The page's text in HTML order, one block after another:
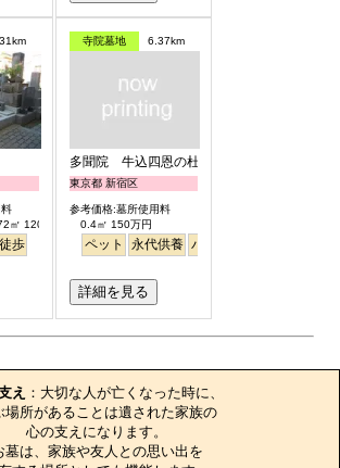
㎡ 120万円
歩
寺院墓地 6.37km
多聞院 牛込四恩の杜
東京都 新宿区
参考価格:墓所使用料
0.4㎡ 150万円
ペット 永代供養 バリアフリー
詳細を見る
え ：大切な人が亡くなった時に、
場所があることは遺された家族の
心の支えになります。
墓は、家族や友人との思い出を